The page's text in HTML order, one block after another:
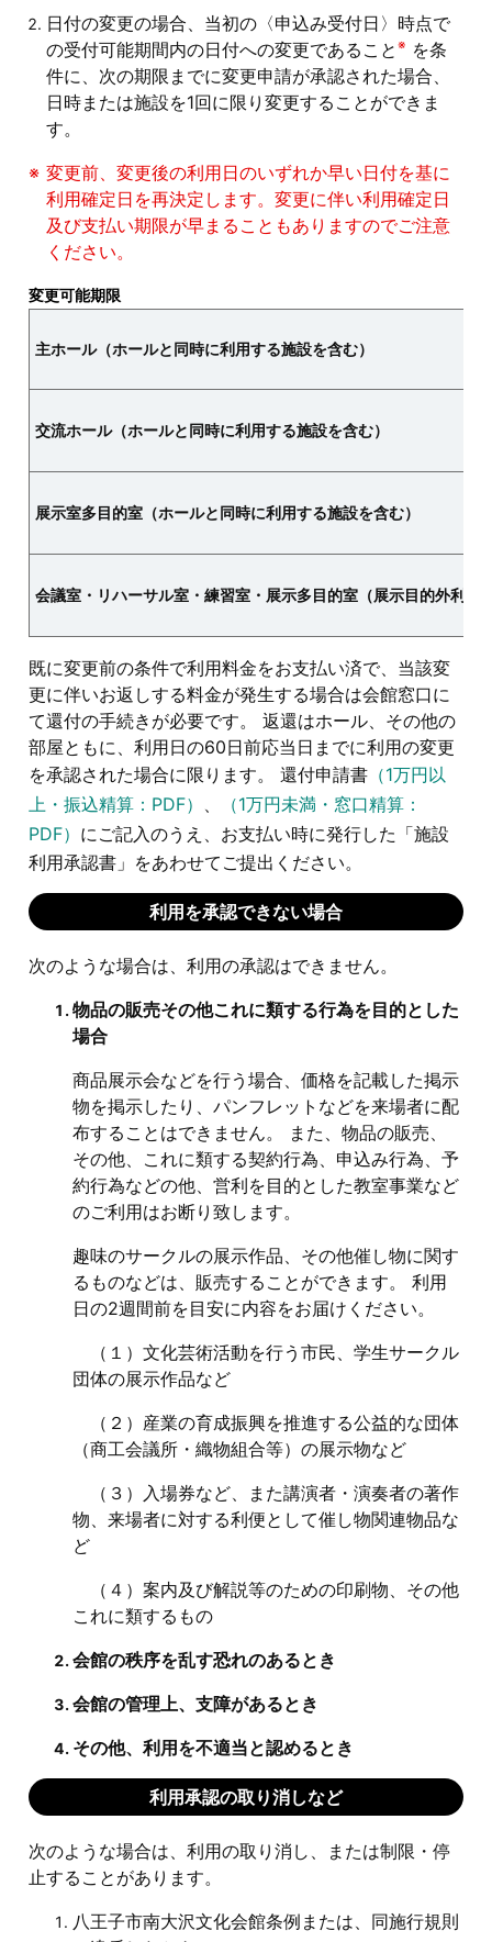
日付の変更の場合、当初の〈申込み受付日〉時点で
の受付可能期間内の日付への変更であること ※ を条
件に、次の期限までに変更申請が承認された場合、
日時または施設を1回に限り変更することができま
す。
変更前、変更後の利用日のいずれか早い日付を基に
利用確定日を再決定します。変更に伴い利用確定日
及び支払い期限が早まることもありますのでご注意
ください。
変更可能期限
主ホール（ホールと同時に利用する施設を含む）
交流ホール（ホールと同時に利用する施設を含む）
展示室多目的室（ホールと同時に利用する施設を含む）
会議室・リハーサル室・練習室・展示多目的室（展示目的外利用
既に変更前の条件で利用料金をお支払い済で、当該変
更に伴いお返しする料金が発生する場合は会館窓口に
て還付の手続きが必要です。 返還はホール、その他の
部屋ともに、利用日の60日前応当日までに利用の変更
を承認された場合に限ります。 還付申請書 （1万円以
上・振込精算：PDF） 、
（1万円未満・窓口精算：
PDF） にご記入のうえ、お支払い時に発行した「施設
利用承認書」をあわせてご提出ください。
利用を承認できない場合
次のような場合は、利用の承認はできません。
物品の販売その他これに類する行為を目的とした
場合
商品展示会などを行う場合、価格を記載した掲示
物を掲示したり、パンフレットなどを来場者に配
布することはできません。 また、物品の販売、
その他、これに類する契約行為、申込み行為、予
約行為などの他、営利を目的とした教室事業など
のご利用はお断り致します。
趣味のサークルの展示作品、その他催し物に関す
るものなどは、販売することができます。 利用
日の2週間前を目安に内容をお届けください。
（１）文化芸術活動を行う市民、学生サークル
団体の展示作品など
（２）産業の育成振興を推進する公益的な団体
（商工会議所・織物組合等）の展示物など
（３）入場券など、また講演者・演奏者の著作
物、来場者に対する利便として催し物関連物品な
ど
（４）案内及び解説等のための印刷物、その他
これに類するもの
会館の秩序を乱す恐れのあるとき
会館の管理上、支障があるとき
その他、利用を不適当と認めるとき
利用承認の取り消しなど
次のような場合は、利用の取り消し、または制限・停
止することがあります。
八王子市南大沢文化会館条例または、同施行規則